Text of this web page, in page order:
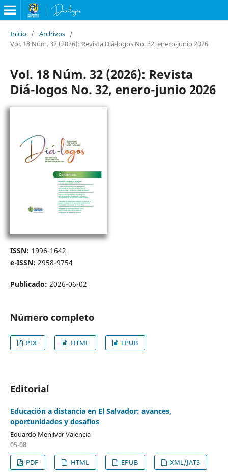
Inicio / Archivos /
Vol. 18 Núm. 32 (2026): Revista Diá-logos No. 32, enero-junio 2026
Vol. 18 Núm. 32 (2026): Revista
Diá-logos No. 32, enero-junio 2026
ISSN: 1996-1642
e-ISSN: 2958-9754
Publicado: 2026-06-02
Número completo
PDF HTML EPUB
Editorial
Educación a distancia en El Salvador: avances,
oportunidades y desafíos
Eduardo Menjívar Valencia
05-08
PDF
HTML EPUB XML/JATS